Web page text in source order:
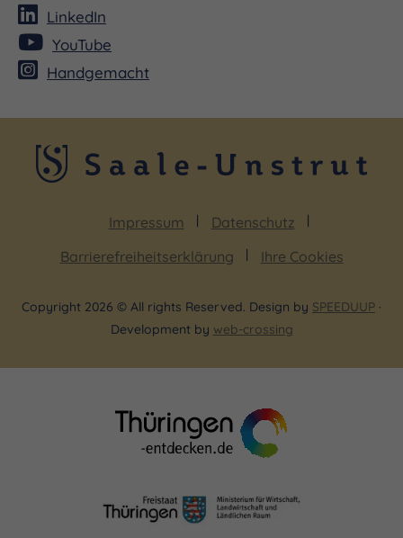
LinkedIn
YouTube
Handgemacht
Impressum
Datenschutz
Barrierefreiheitserklärung
Ihre Cookies
Copyright 2026 © All rights Reserved. Design by SPEEDUUP ·
Development by web-crossing